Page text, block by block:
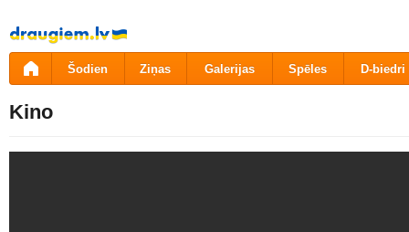
Pāriet
uz
saturu
Šodien Ziņas Galerijas Spēles D-biedri
Kino